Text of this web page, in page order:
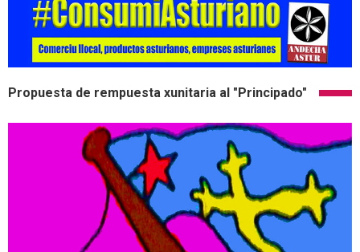
Propuesta de rempuesta xunitaria al "Principado"